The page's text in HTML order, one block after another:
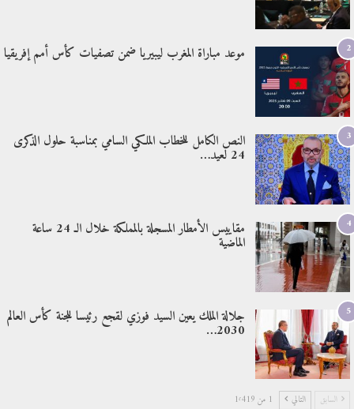
2 موعد مباراة المغرب ليبيريا ضمن تصفيات كأس أمم إفريقيا
3 النص الكامل للخطاب الملكي السامي بمناسبة حلول الذكرى
24 لعيد…
4 مقاييس الأمطار المسجلة بالمملكة خلال الـ 24 ساعة
الماضية
5 جلالة الملك يعين السيد فوزي لقجع رئيسا للجنة كأس العالم
2030…
السابق التالي 1 من 1٬419